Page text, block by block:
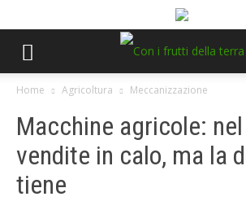
Home Agricoltura Meccanizzazione
Macchine agricole:
vendite in calo, ma la
tiene